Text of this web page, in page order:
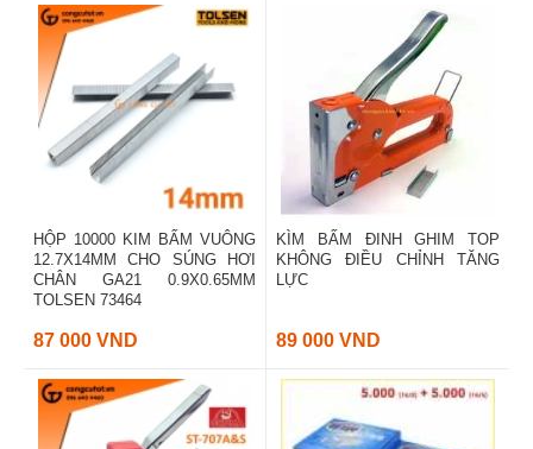
HỘP 10000 KIM BẤM VUÔNG
12.7X14MM CHO SÚNG HƠI
CHÂN GA21 0.9X0.65MM
TOLSEN 73464
87 000 VND
KÌM BẤM ĐINH GHIM TOP
KHÔNG ĐIỀU CHỈNH TĂNG
LỰC
89 000 VND